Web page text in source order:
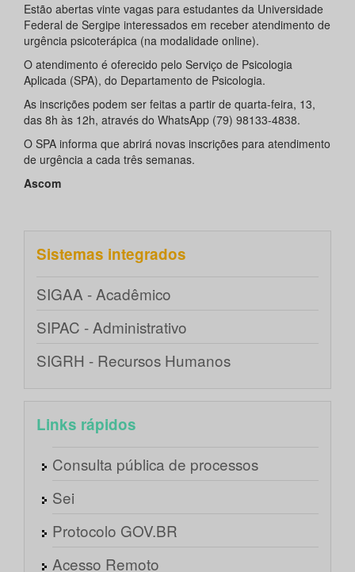
Estão abertas vinte vagas para estudantes da Universidade
Federal de Sergipe interessados em receber atendimento de
urgência psicoterápica (na modalidade online).
O atendimento é oferecido pelo Serviço de Psicologia
Aplicada (SPA), do Departamento de Psicologia.
As inscrições podem ser feitas a partir de quarta-feira, 13,
das 8h às 12h, através do WhatsApp (79) 98133-4838.
O SPA informa que abrirá novas inscrições para atendimento
de urgência a cada três semanas.
Ascom
Sistemas integrados
SIGAA - Acadêmico
SIPAC - Administrativo
SIGRH - Recursos Humanos
Links rápidos
Consulta pública de processos
Sei
Protocolo GOV.BR
Acesso Remoto